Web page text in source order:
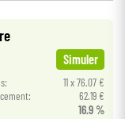
Simuler
11 x 76.07 €
62.19 €
16.9 %